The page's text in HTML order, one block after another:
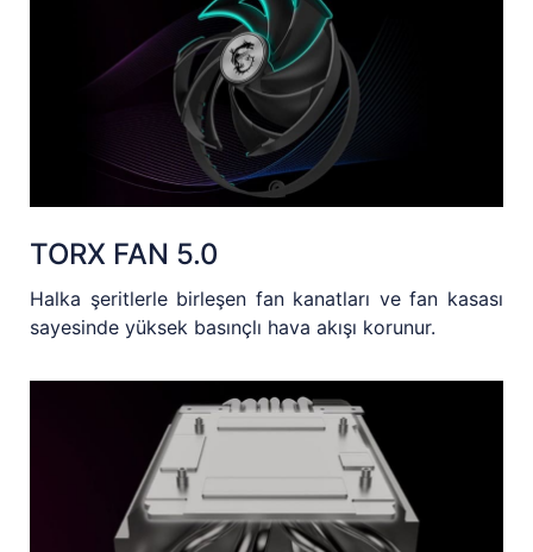
TORX FAN 5.0
Halka şeritlerle birleşen fan kanatları ve fan kasası
sayesinde yüksek basınçlı hava akışı korunur.